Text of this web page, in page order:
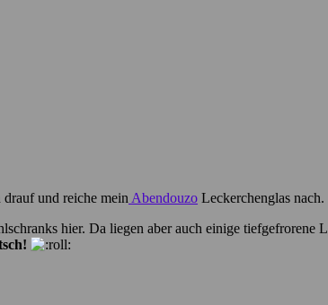
und reiche mein Abendouzo Leckerchenglas nach.
hier. Da liegen aber auch einige tiefgefrorene